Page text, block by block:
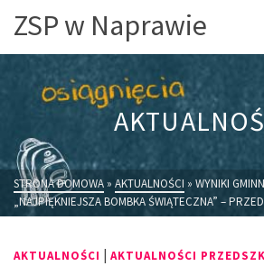
ZSP w Naprawie
STRONA DOMOWA » AKTUALNOŚCI » WYNIKI
„NAJPIĘKNIEJSZA BOMBKA ŚWIĄTECZNA” –
AKTUALNOŚCI | AKTUALNOŚCI